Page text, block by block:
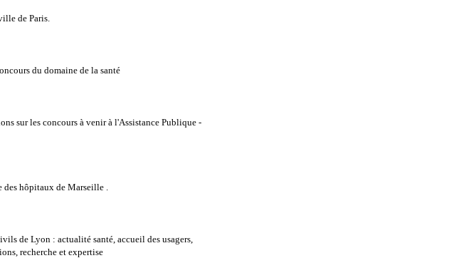
de Paris.
du domaine de la santé
sur les concours à venir à l'Assistance Publique -
hôpitaux de Marseille .
de Lyon : actualité santé, accueil des usagers,
recherche et expertise